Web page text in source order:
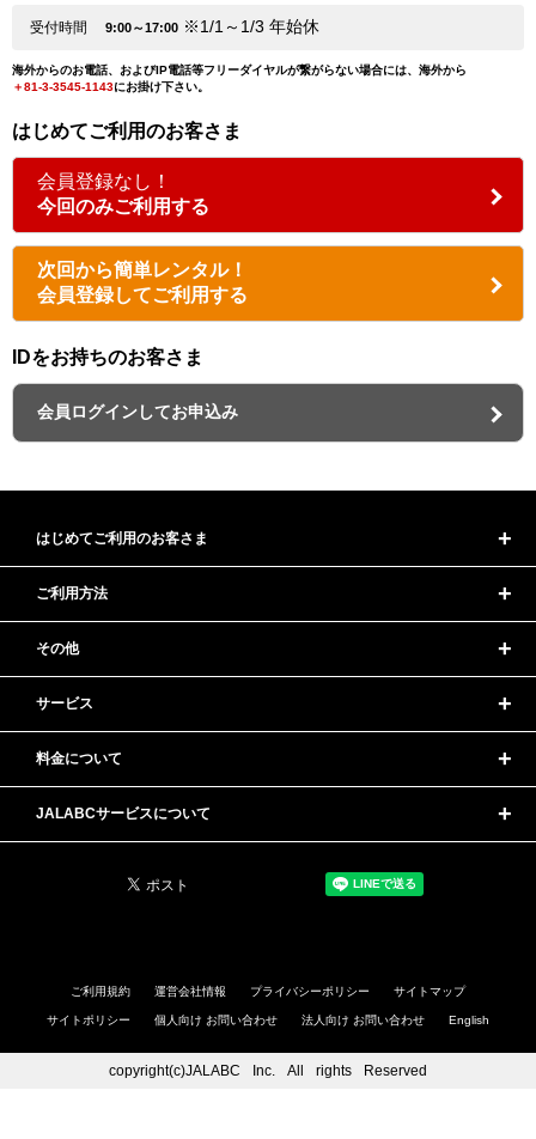
受付時間 9:00～17:00 ※1/1～1/3 年始休
海外からのお電話、およびIP電話等フリーダイヤルが繋がらない場合には、海外から
＋81-3-3545-1143にお掛け下さい。
はじめてご利用のお客さま
会員登録なし！
今回のみご利用する
次回から簡単レンタル！
会員登録してご利用する
IDをお持ちのお客さま
会員ログインしてお申込み
はじめてご利用のお客さま
ご利用方法
その他
サービス
料金について
JALABCサービスについて
ご利用規約 運営会社情報 プライバシーポリシー サイトマップ
サイトポリシー 個人向け お問い合わせ 法人向け お問い合わせ English
copyright(c)JAL ABC Inc. All rights Reserved